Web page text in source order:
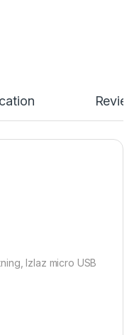
Izlaz micro USB